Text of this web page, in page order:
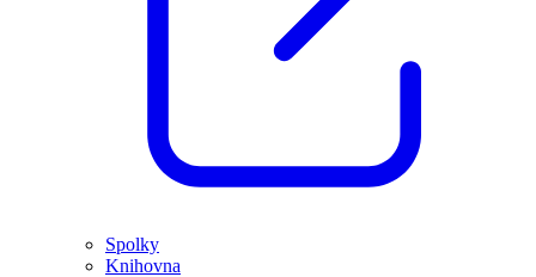
Spolky
Knihovna